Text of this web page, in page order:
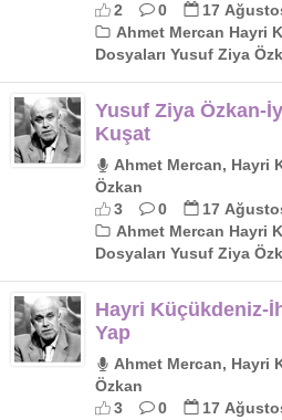
2
0
17
Ahmet Mercan Hayri
Dosyaları Yusuf Ziya
Yusuf Ziya Özkan-
Kuşat
Ahmet Mercan, Hayri
Özkan
3
0
17
Ahmet Mercan Hayri
Dosyaları Yusuf Ziya
Hayri Küçükdeniz-
Yap
Ahmet Mercan, Hayri
Özkan
3
0
17